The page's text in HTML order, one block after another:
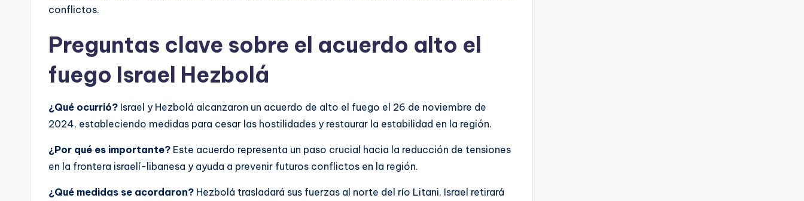
conflictos.
Preguntas clave sobre el acuerdo alto el
fuego Israel Hezbolá
¿Qué ocurrió? Israel y Hezbolá alcanzaron un acuerdo de alto el fuego el 26 de noviembre de
2024, estableciendo medidas para cesar las hostilidades y restaurar la estabilidad en la región.
¿Por qué es importante? Este acuerdo representa un paso crucial hacia la reducción de tensiones
en la frontera israelí-libanesa y ayuda a prevenir futuros conflictos en la región.
¿Qué medidas se acordaron? Hezbolá trasladará sus fuerzas al norte del río Litani, Israel retirará